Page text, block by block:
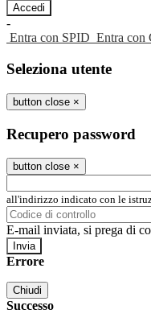
-
Entra con SPID Entra con
Seleziona utente
button close ×
Recupero password
button close ×
all'indirizzo indicato con le
E-mail inviata, si prega di
Errore
Chiudi
Successo